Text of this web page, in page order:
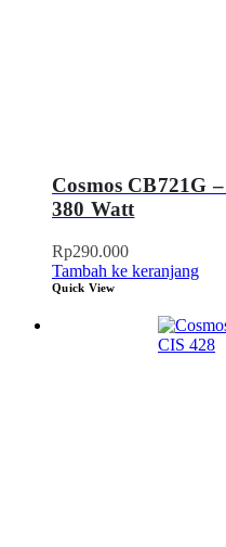
Cosmos CB721G
380 Watt
Rp290.000
Tambah ke keranjang
Quick View